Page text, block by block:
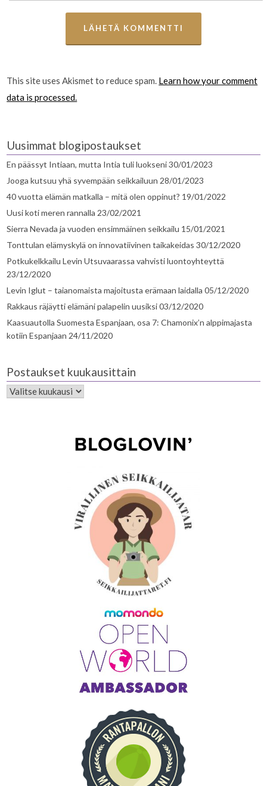
This site uses Akismet to reduce spam. Learn how your comment
data is processed.
Uusimmat blogipostaukset
En päässyt Intiaan, mutta Intia tuli luokseni30/01/2023
Jooga kutsuu yhä syvempään seikkailuun 28/01/2023
40 vuotta elämän matkalla – mitä olen oppinut? 19/01/2022
Uusi koti meren rannalla 23/02/2021
Sierra Nevada ja vuoden ensimmäinen seikkailu 15/01/2021
Tonttulan elämyskylä on innovatiivinen taikakeidas 30/12/2020
Potkukelkkailu Levin Utsuvaarassa vahvisti luontoyhteyttä
23/12/2020
Levin Iglut – taianomaista majoitusta erämaan laidalla 05/12/2020
Rakkaus räjäytti elämäni palapelin uusiksi03/12/2020
Kaasuautolla Suomesta Espanjaan, osa 7: Chamonix’n alppimajasta
kotiin Espanjaan 24/11/2020
Postaukset kuukausittain